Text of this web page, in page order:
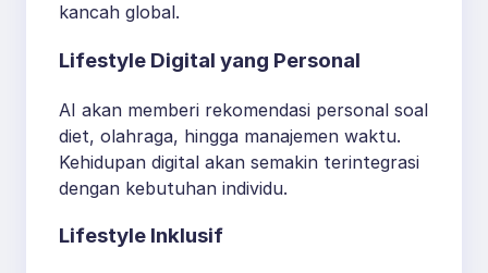
kancah global.
Lifestyle Digital yang Personal
AI akan memberi rekomendasi personal soal
diet, olahraga, hingga manajemen waktu.
Kehidupan digital akan semakin terintegrasi
dengan kebutuhan individu.
Lifestyle Inklusif